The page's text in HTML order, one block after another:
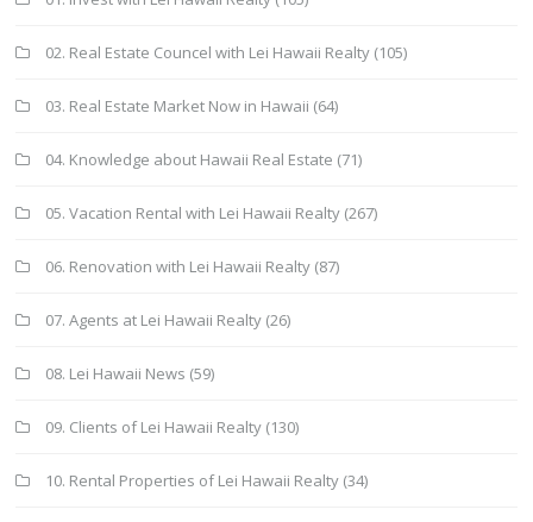
02. Real Estate Councel with Lei Hawaii Realty (105)
03. Real Estate Market Now in Hawaii (64)
04. Knowledge about Hawaii Real Estate (71)
05. Vacation Rental with Lei Hawaii Realty (267)
06. Renovation with Lei Hawaii Realty (87)
07. Agents at Lei Hawaii Realty (26)
08. Lei Hawaii News (59)
09. Clients of Lei Hawaii Realty (130)
10. Rental Properties of Lei Hawaii Realty (34)